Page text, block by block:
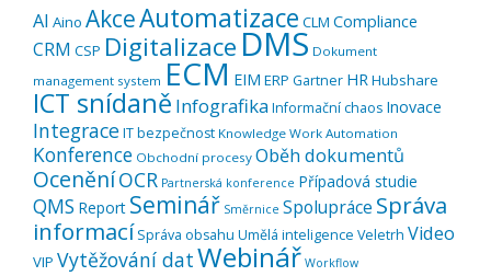
AI Aino AkceAutomatizace CLM Compliance
CRM CSP Digitalizace DMS Dokument
management system ECM EIM ERP Gartner HRHubshare
ICT snídaně InfografikaInformační chaos Inovace
IntegraceIT bezpečnost Knowledge Work Automation
Konference Obchodní procesy Oběh dokumentů
OceněníOCR Partnerská konference Případová studie
QMS Report Seminář Směrnice Spolupráce Správa
informací Správa obsahu Umělá inteligence Veletrh Video
VIP Vytěžování datWebinář Workflow